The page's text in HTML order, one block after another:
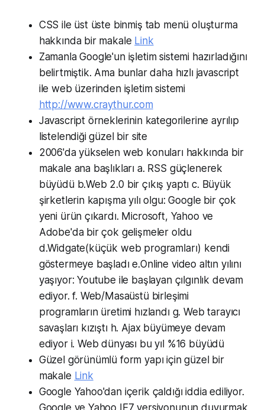
CSS ile üst üste binmiş tab menü oluşturma
hakkında bir makale Link
Zamanla Google'un işletim sistemi hazırladığını
belirtmiştik. Ama bunlar daha hızlı javascript
ile web üzerinden işletim sistemi
http://www.craythur.com
Javascript örneklerinin kategorilerine ayrılıp
listelendiği güzel bir site
2006'da yükselen web konuları hakkında bir
makale ana başlıkları a. RSS güçlenerek
büyüdü b.Web 2.0 bir çıkış yaptı c. Büyük
şirketlerin kapışma yılı olgu: Google bir çok
yeni ürün çıkardı. Microsoft, Yahoo ve
Adobe'da bir çok gelişmeler oldu
d.Widgate(küçük web programları) kendi
göstermeye başladı e.Online video altın yılını
yaşıyor: Youtube ile başlayan çılgınlık devam
ediyor. f. Web/Masaüstü birleşimi
programların üretimi hızlandı g. Web tarayıcı
savaşları kızıştı h. Ajax büyümeye devam
ediyor i. Web dünyası bu yıl %16 büyüdü
Güzel görünümlü form yapı için güzel bir
makale Link
Google Yahoo'dan içerik çaldığı iddia ediliyor.
Google ve Yahoo IE7 versiyonunun duyurmak